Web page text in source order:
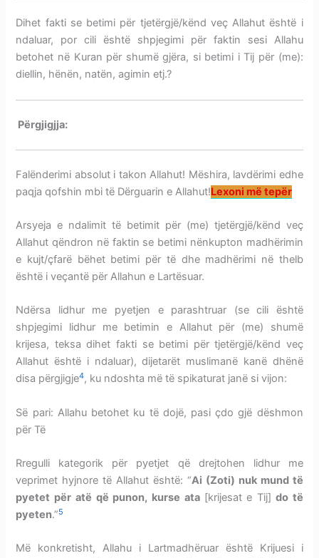
Dihet fakti se betimi për tjetërgjë/kënd veç Allahut është i
ndaluar, por cili është shpjegimi për faktin sesi Allahu
betohet në Kuran për shumë gjëra, si betimi i Tij për (me):
diellin, hënën, natën, agimin etj.?
Përgjigjja:
Falënderimi absolut i takon Allahut! Mëshira, lavdërimi edhe
paqja qofshin mbi të Dërguarin e Allahut!Lexoni më tepër
Arsyeja e ndalimit të betimit për (me) tjetërgjë/kënd veç
Allahut qëndron në faktin se betimi nënkupton madhërimin
e kujt/çfarë bëhet betimi për të dhe madhërimi në thelb
është i veçantë për Allahun e Lartësuar.
Ndërsa lidhur me pyetjen e parashtruar (se cili është
shpjegimi lidhur me betimin e Allahut për (me) shumë
krijesa, teksa dihet fakti se betimi për tjetërgjë/kënd veç
Allahut është i ndaluar), dijetarët muslimanë kanë dhënë
disa përgjigje4, ku ndoshta më të spikaturat janë si vijon:
Së pari: Allahu betohet ku të dojë, pasi çdo gjë dëshmon
për Të
Rregulli kategorik për pyetjet që drejtohen lidhur me
veprimet hyjnore të Allahut është: “Ai (Zoti) nuk mund të
pyetet për atë që punon, kurse ata [krijesat e Tij] do të
pyeten.”5
Më konkretisht, Allahu i Lartmadhëruar është Krijuesi i